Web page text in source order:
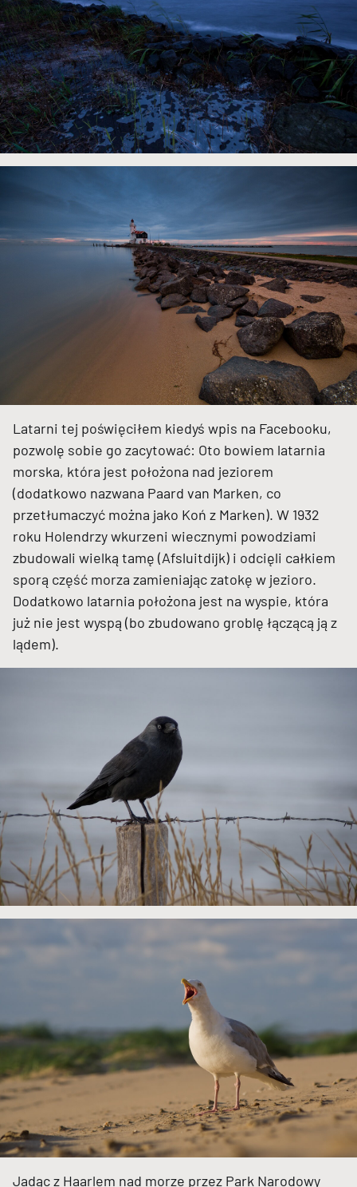
Latarni tej poświęciłem kiedyś wpis na Facebooku,
pozwolę sobie go zacytować: Oto bowiem latarnia
morska, która jest położona nad jeziorem
(dodatkowo nazwana Paard van Marken, co
przetłumaczyć można jako Koń z Marken). W 1932
roku Holendrzy wkurzeni wiecznymi powodziami
zbudowali wielką tamę (Afsluitdijk) i odcięli całkiem
sporą część morza zamieniając zatokę w jezioro.
Dodatkowo latarnia położona jest na wyspie, która
już nie jest wyspą (bo zbudowano groblę łączącą ją z
lądem).
Jadąc z Haarlem nad morze przez Park Narodowy